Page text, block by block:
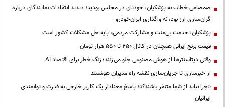
صمصامی خطاب به پزشکیان: خودتان در مجلس بودید؛ دیدید انتقادات نمایندگان درباره
گران‌سازی ارز بود، نه واگذاری ایران‌خودرو
پزشکیان: خدمت بی‌منت و مشارکت مردمی، پایه حل مشکلات کشور است
قیمت‌ برنج ایرانی همچنان در کانال ۴۵۰ تا ۵۵۰ هزار تومان
وقتی دیتاسنترها از هوش مصنوعی جلو می‌زنند؛ زنگ خطر برای اقتصاد AI
از خبرسازی تا جریان‌سازی نقشه راه مدیران هوشمند
«چرا نباید از شما متنفر باشند؟»؛ پاسخ معنادار یک کاربر خارجی به قدرت و توانمندی
ایرانیان